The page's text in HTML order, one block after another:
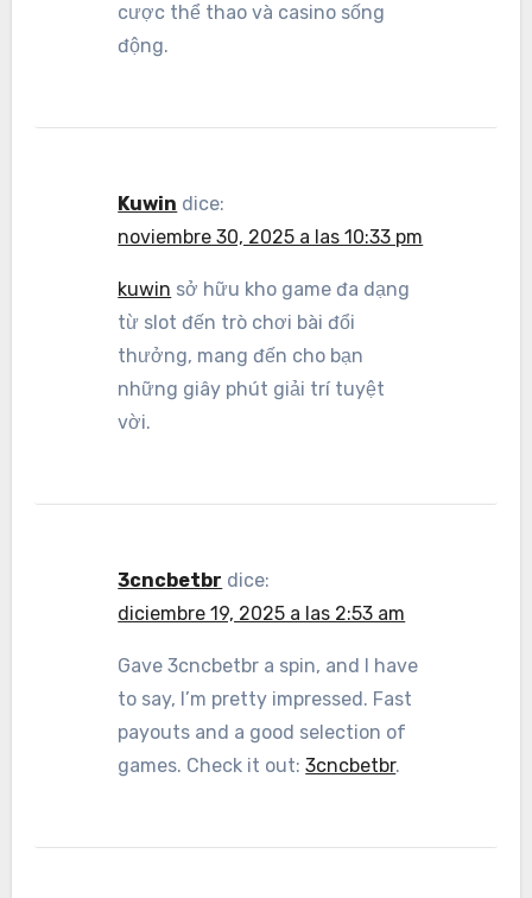
cược thể thao và casino sống
động.
Kuwin dice:
noviembre 30, 2025 a las 10:33 pm
kuwin sở hữu kho game đa dạng
từ slot đến trò chơi bài đổi
thưởng, mang đến cho bạn
những giây phút giải trí tuyệt
vời.
3cncbetbr dice:
diciembre 19, 2025 a las 2:53 am
Gave 3cncbetbr a spin, and I have
to say, I’m pretty impressed. Fast
payouts and a good selection of
games. Check it out:3cncbetbr.